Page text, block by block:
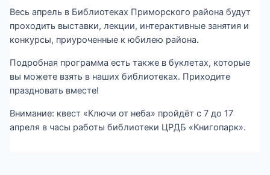
Весь апрель в Библиотеках Приморского района будут
проходить выставки, лекции, интерактивные занятия и
конкурсы, приуроченные к юбилею района.
Подробная программа есть также в буклетах, которые
вы можете взять в наших библиотеках. Приходите
праздновать вместе!
Внимание: квест «Ключи от неба» пройдёт с 7 до 17
апреля в часы работы библиотеки ЦРДБ «Книгопарк».